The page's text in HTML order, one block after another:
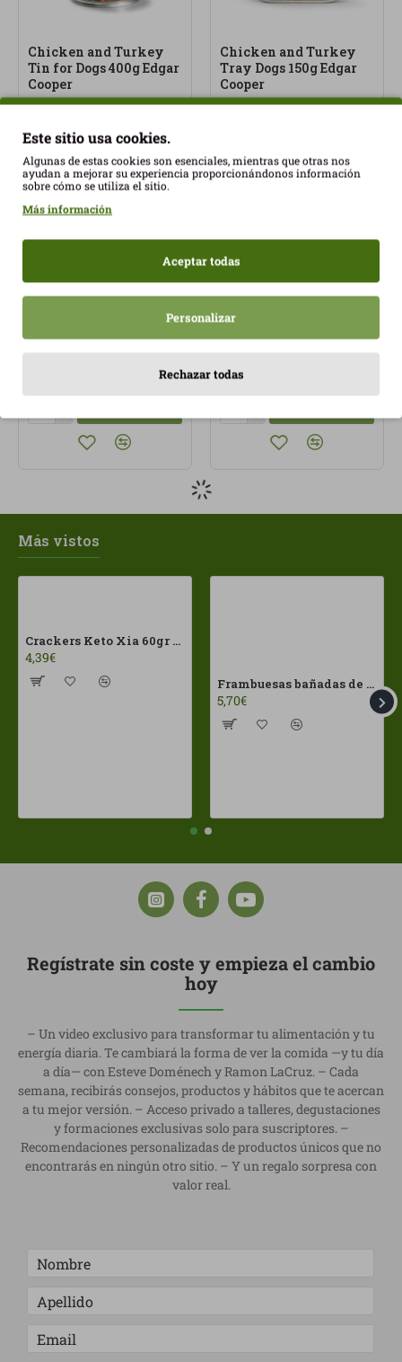
Chicken and Turkey
Tin for Dogs 400g Edgar
Cooper
4,26€
Chicken and Turkey
Tray Dogs 150g Edgar
Cooper
2,08€
Chicken Paté for Adult
Codfish and Chicken
Edgar Cooper
1,51€
Más vistos
Crackers Keto Xia 60gr Joice Foods ECO
4,39€
Frambuesas bañadas de chocolates con leche Franui 150gr Sin Gluten
5,70€
Regístrate sin coste y empieza el cambio
hoy
– Un video exclusivo para transformar tu alimentación y tu
energía diaria. Te cambiará la forma de ver la comida —y tu día
a día— con Esteve Doménech y Ramon LaCruz. – Cada
semana, recibirás consejos, productos y hábitos que te acercan
a tu mejor versión. – Acceso privado a talleres, degustaciones
y formaciones exclusivas solo para suscriptores. –
Recomendaciones personalizadas de productos únicos que no
encontrarás en ningún otro sitio. – Y un regalo sorpresa con
valor real.
Este sitio usa cookies.
Algunas de estas cookies son esenciales, mientras que otras nos
ayudan a mejorar su experiencia proporcionándonos información
sobre cómo se utiliza el sitio.
Más información
Aceptar todas
Personalizar
Rechazar todas